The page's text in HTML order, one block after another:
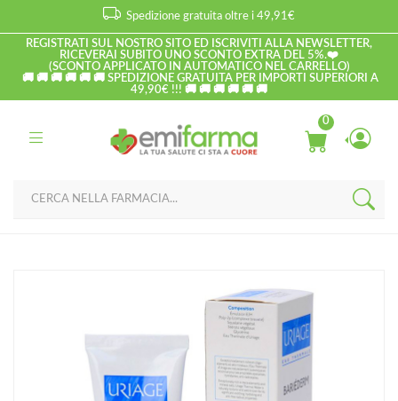
Spedizione gratuita oltre i 49,91€
REGISTRATI SUL NOSTRO SITO ED ISCRIVITI ALLA NEWSLETTER,
RICEVERAI SUBITO UNO SCONTO EXTRA DEL 5%.❤️
(SCONTO APPLICATO IN AUTOMATICO NEL CARRELLO)
🚚 🚚 🚚 🚚 🚚 🚚 SPEDIZIONE GRATUITA PER IMPORTI SUPERIORI A
49,90€ !!! 🚚 🚚 🚚 🚚 🚚 🚚
0
Riparatrice 75 ml
Uriage Linea Trattamenti Riparazione Bariederm Crema Isolante
Riparatrice 75 ml